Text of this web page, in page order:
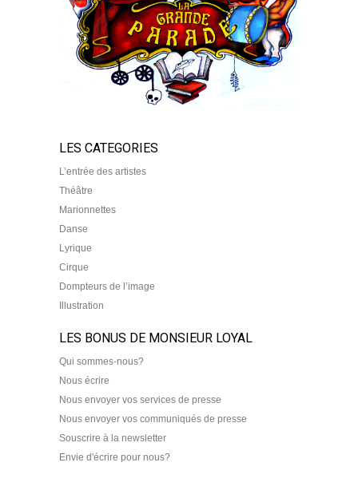
LES CATEGORIES
L’entrée des artistes
Théâtre
Marionnettes
Danse
Lyrique
Cirque
Dompteurs de l’image
Illustration
LES BONUS DE MONSIEUR LOYAL
Qui sommes-nous?
Nous écrire
Nous envoyer vos services de presse
Nous envoyer vos communiqués de presse
Souscrire à la newsletter
Envie d'écrire pour nous?